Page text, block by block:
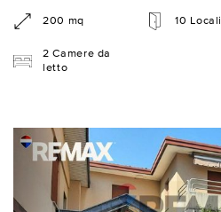
200 mq 10 Locali
2 Camere da
letto